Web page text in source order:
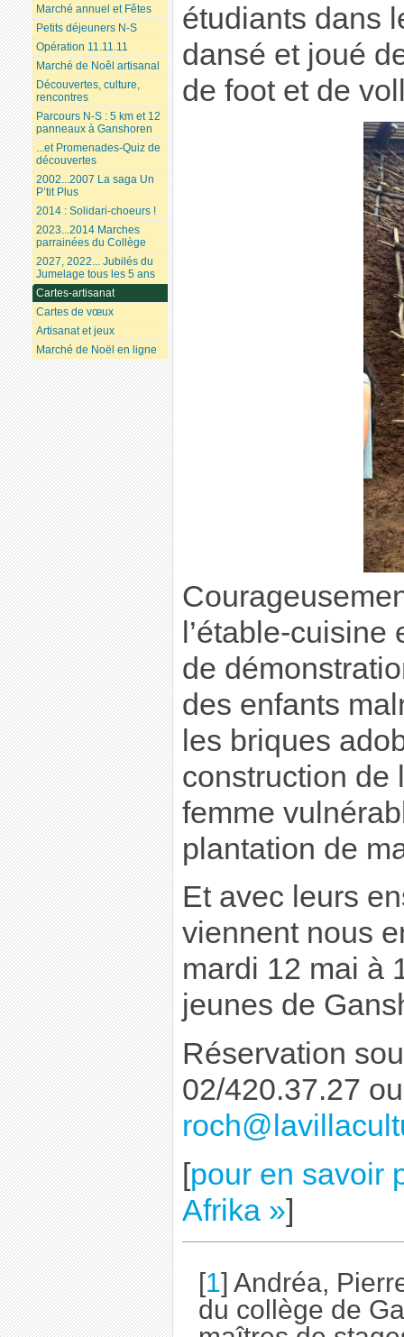
étudiants dans
dansé et joué
de foot et de
l’étable-cuisine
de
des enfants
les briques
construction de
femme
plantation de
Et avec leurs
viennent nous
mardi 12 mai à
jeunes de
Réservation
02/420.37.27 ou
[pour en savoir
Afrika »]
[1] Andréa,
du collège de
Marché annuel et Fêtes
Petits déjeuners N-S
Opération 11.11.11
Marché de Noêl artisanal
Découvertes, culture,
rencontres
Parcours N-S : 5 km et 12
panneaux à Ganshoren
...et Promenades-Quiz de
découvertes
2002...2007 La saga Un
P’tit Plus
2014 : Solidari-choeurs !
2023...2014 Marches
parrainées du Collège
2027, 2022... Jubilés du
Jumelage tous les 5 ans
Cartes-artisanat
Cartes de vœux
Artisanat et jeux
Marché de Noël en ligne